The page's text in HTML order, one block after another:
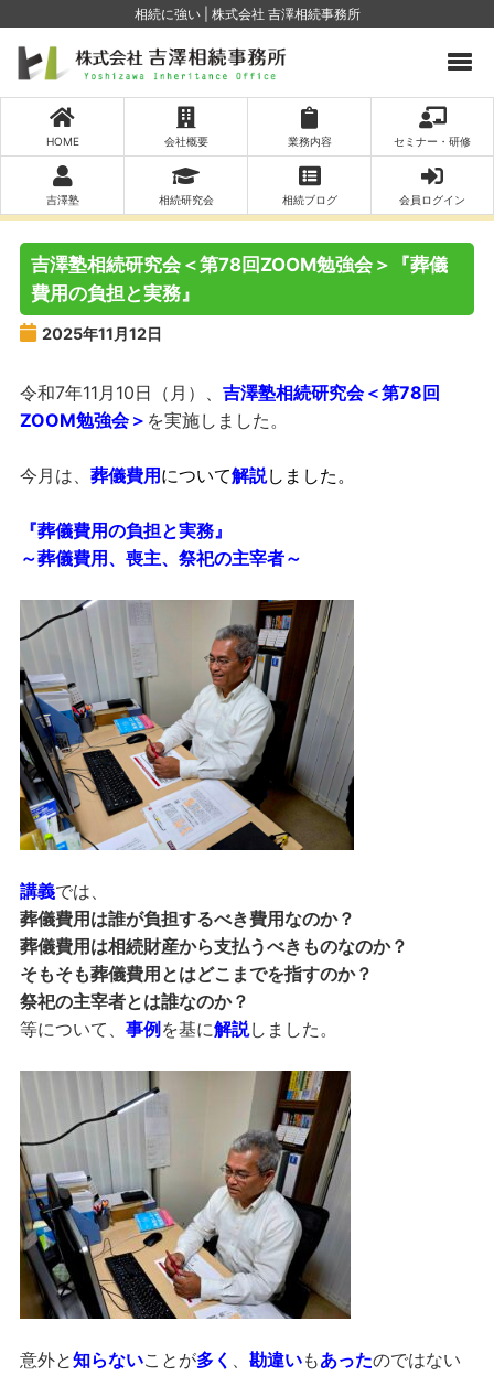
相続に強い | 株式会社 吉澤相続事務所
HOME 会社概要 業務内容 セミナー・研修
吉澤塾 相続研究会 相続ブログ 会員ログイン
吉澤塾相続研究会＜第78回ZOOM勉強会＞『葬儀
費用の負担と実務』
2025年11月12日
令和7年11月10日（月）、 吉澤塾相続研究会＜第78回
ZOOM勉強会＞ を実施しました。
今月は、 葬儀費用 について解説しました。
『葬儀費用の負担と実務』
～葬儀費用、喪主、祭祀の主宰者～
講義では、
葬儀費用は誰が負担するべき費用なのか？
葬儀費用は相続財産から支払うべきものなのか？
そもそも葬儀費用とはどこまでを指すのか？
祭祀の主宰者とは誰なのか？
等について、 事例 を基に解説しました。
意外と知らないことが多く 、 勘違いもあったのではない